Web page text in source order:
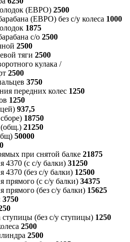
(ЕВРО) 2500
(ЕВРО) без с/у колеса 1000
1875
с/о 2500
2500
тяги 2500
кулака /
2500
3750
передних колес 1250
1250
937,5
18750
21250
50000
при снятой балке 21875
4370 (с с/у балки) 31250
4370 (без с/у балки) 12500
прямого (с с/у балки) 34375
прямого (без с/у балки) 15625
3750
(без с/у ступицы) 1250
2500
2500